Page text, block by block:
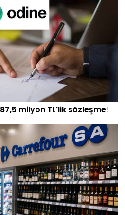
milyon TL'lik sözleşme!